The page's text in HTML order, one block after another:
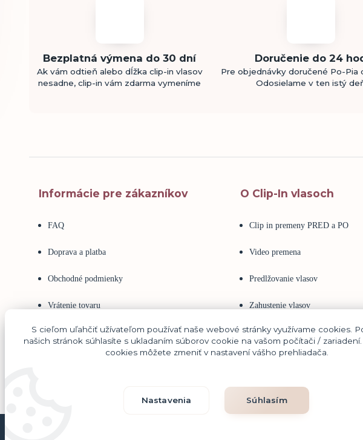
Bezplatná výmena do 30 dní
Ak vám odtieň alebo dĺžka clip-in vlasov
nesadne, clip-in vám zdarma vymeníme
Doručenie do 24
Pre objednávky doručené Po-Pia
Odosielame v ten istý
Informácie pre zákazníkov
FAQ
Doprava a platba
Obchodné podmienky
Vrátenie tovaru
Reklamácia tovaru
O Clip-In vlasoch
Clip in premeny PRED a PO
Video premena
Predlžovanie vlasov
Zahustenie vlasov
Ľudské vlasy
Keratín na vlasy
S cieľom uľahčiť užívateľom používať naše webové stránky využívame cookies.
našich stránok súhlasíte s ukladaním súborov cookie na vašom počítači /
cookies môžete zmeniť v nastavení vášho prehliadača.
Nastavenia Súhlasím